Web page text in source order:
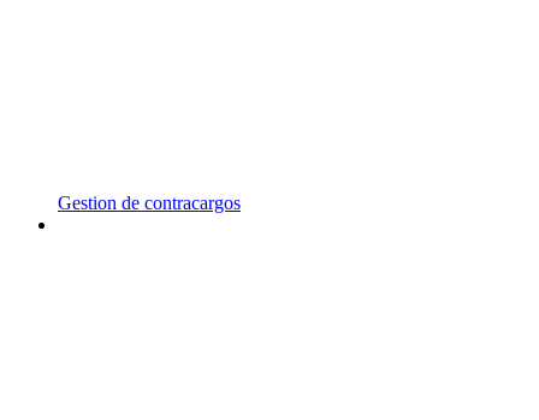
Gestion de contracargos